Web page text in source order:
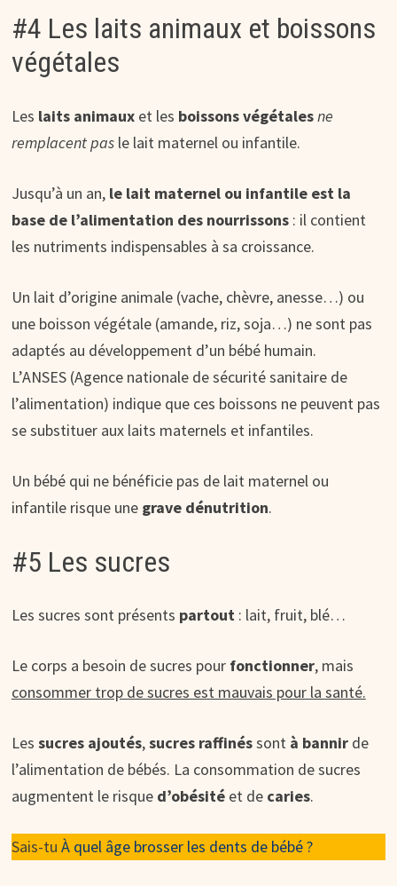
#4 Les laits animaux et boissons
végétales
Les laits animaux et les boissons végétalesne
remplacent pas le lait maternel ou infantile.
Jusqu’à un an, le lait maternel ou infantile est la
base de l’alimentation des nourrissons: il contient
les nutriments indispensables à sa croissance.
Un lait d’origine animale (vache, chèvre, anesse…) ou
une boisson végétale (amande, riz, soja…) ne sont pas
adaptés au développement d’un bébé humain.
L’ANSES (Agence nationale de sécurité sanitaire de
l’alimentation) indique que ces boissons ne peuvent pas
se substituer aux laits maternels et infantiles.
Un bébé qui ne bénéficie pas de lait maternel ou
infantile risque une grave dénutrition.
#5 Les sucres
Les sucres sont présents partout : lait, fruit, blé…
Le corps a besoin de sucres pour fonctionner, mais
consommer trop de sucres est mauvais pour la santé.
Les sucres ajoutés,sucres raffinéssontà bannir de
l’alimentation de bébés. La consommation de sucres
augmentent le risque d’obésité et de caries.
Sais-tu À quel âge brosser les dents de bébé ?